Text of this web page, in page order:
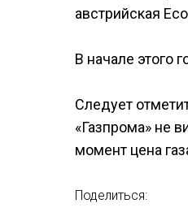
австрийская
В начале этого
Следует
«Газпрома» не
момент цена
Поделиться: